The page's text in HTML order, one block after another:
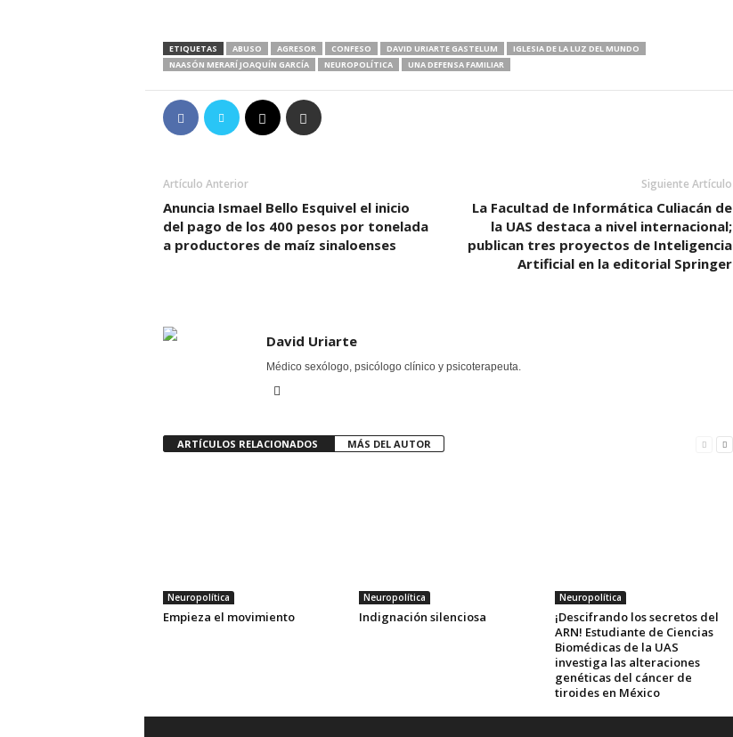
ETIQUETAS ABUSO AGRESOR CONFESO DAVID URIARTE GASTELUM
IGLESIA DE LA LUZ DEL MUNDO
NAASÓN MERARÍ JOAQUÍN GARCÍA
NEUROPOLÍTICA UNA DEFENSA FAMILIAR
Artículo Anterior
Anuncia Ismael Bello Esquivel el inicio
del pago de los 400 pesos por tonelada
a productores de maíz sinaloenses
Siguiente Artículo
La Facultad de Informática Culiacán de
la UAS destaca a nivel internacional;
publican tres proyectos de Inteligencia
Artificial en la editorial Springer
David Uriarte
Médico sexólogo, psicólogo clínico y psicoterapeuta.
ARTÍCULOS RELACIONADOS MÁS DEL AUTOR
Neuropolítica
Empieza el movimiento
Neuropolítica
Indignación silenciosa
Neuropolítica
¡Descifrando los secretos del
ARN! Estudiante de Ciencias
Biomédicas de la UAS
investiga las alteraciones
genéticas del cáncer de
tiroides en México